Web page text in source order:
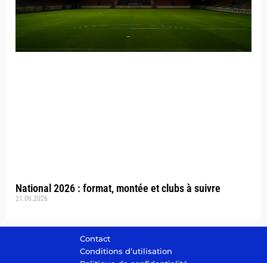
National 2026 : format, montée et clubs à suivre
21.06.2026
Contact
Conditions d’utilisation